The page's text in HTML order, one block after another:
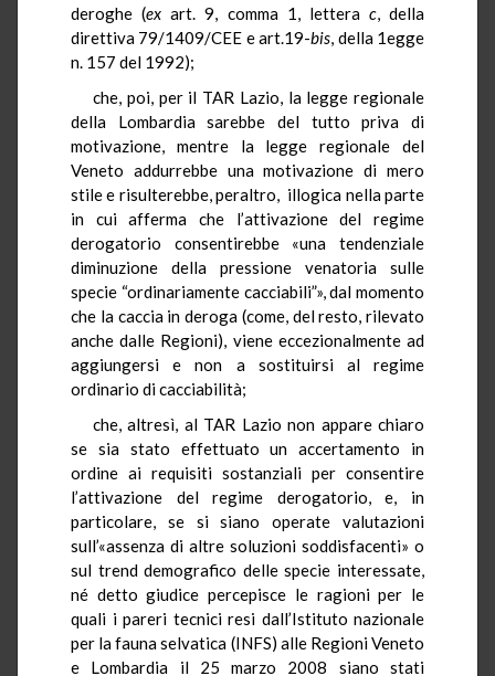
deroghe (exart. 9, comma 1, lettera c, della
direttiva 79/1409/CEE e art.19-bis, della 1egge
n. 157 del 1992);
che, poi, per il TAR Lazio, la legge regionale
della Lombardia sarebbe del tutto priva di
motivazione, mentre la legge regionale del
Veneto addurrebbe una motivazione di mero
stile e risulterebbe, peraltro, illogica nella parte
in cui afferma che l’attivazione del regime
derogatorio consentirebbe «una tendenziale
diminuzione della pressione venatoria sulle
specie “ordinariamente cacciabili”», dal momento
che la caccia in deroga (come, del resto, rilevato
anche dalle Regioni), viene eccezionalmente ad
aggiungersi e non a sostituirsi al regime
ordinario di cacciabilità;
che, altresì, al TAR Lazio non appare chiaro
se sia stato effettuato un accertamento in
ordine ai requisiti sostanziali per consentire
l’attivazione del regime derogatorio, e, in
particolare, se si siano operate valutazioni
sull’«assenza di altre soluzioni soddisfacenti» o
sul trend demografico delle specie interessate,
né detto giudice percepisce le ragioni per le
quali i pareri tecnici resi dall’Istituto nazionale
per la fauna selvatica (INFS) alle Regioni Veneto
e Lombardia il 25 marzo 2008 siano stati